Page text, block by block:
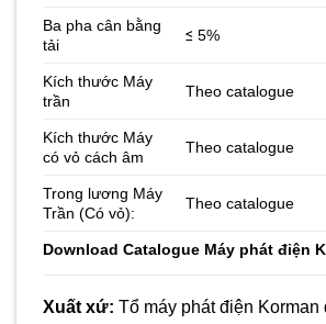
Ba pha cân bằng
tải
≤ 5%
Kích thước Máy
trần
Theo catalogue
Kích thước Máy
có vỏ cách âm
Theo catalogue
Trong lương Máy
Trần (Có vỏ):
Theo catalogue
Download Catalogue Máy phát điện
Xuất xứ: Tổ máy phát điện